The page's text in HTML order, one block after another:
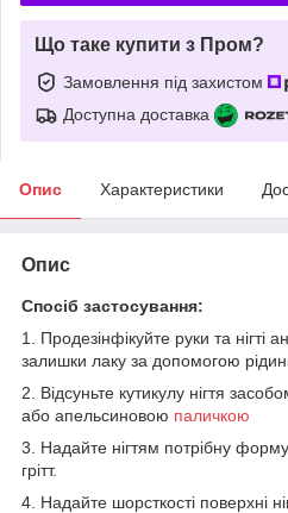
Що таке купити з Пром?
Замовлення під захистом
Доступна доставка
Опис Характеристики
Опис
Спосіб застосування:
1. Продезінфікуйте руки та нігті
залишки лаку за допомогою
2. Відсуньте кутикулу нігтя
або апельсиновою паличкою
3. Надайте нігтям потрібну
грітт.
4. Надайте шорсткості поверхні